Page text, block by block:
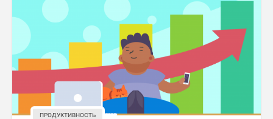
ПРОДУКТИВНОСТЬ